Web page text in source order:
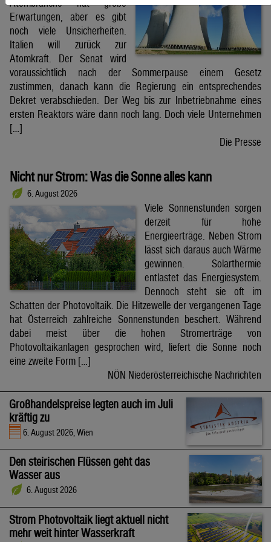
Atombranche hat große
Erwartungen, aber es gibt
noch viele Unsicherheiten.
Italien will zurück zur
Atomkraft. Der Senat wird
voraussichtlich nach der Sommerpause einem Gesetz
zustimmen, danach kann die Regierung ein entsprechendes
Dekret verabschieden. Der Weg bis zur Inbetriebnahme eines
ersten Reaktors wäre dann noch lang. Doch viele Unternehmen
[…]
Die Presse
Nicht nur Strom: Was die Sonne alles kann
6. August 2026
Viele Sonnenstunden sorgen
derzeit für hohe
Energieerträge. Neben Strom
lässt sich daraus auch Wärme
gewinnen. Solarthermie
entlastet das Energiesystem.
Dennoch steht sie oft im
Schatten der Photovoltaik. Die Hitzewelle der vergangenen Tage
hat Österreich zahlreiche Sonnenstunden beschert. Während
dabei meist über die hohen Stromerträge von
Photovoltaikanlagen gesprochen wird, liefert die Sonne noch
eine zweite Form […]
NÖN Niederösterreichische Nachrichten
Großhandelspreise legten auch im Juli
kräftig zu
6. August 2026, Wien
Den steirischen Flüssen geht das
Wasser aus
6. August 2026
Strom Photovoltaik liegt aktuell nicht
mehr weit hinter Wasserkraft